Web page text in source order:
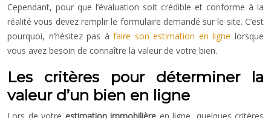
Cependant, pour que l’évaluation soit crédible et conforme à la
réalité vous devez remplir le formulaire demandé sur le site. C’est
pourquoi, n’hésitez pas àfaire son estimation en ligne lorsque
vous avez besoin de connaître la valeur de votre bien.
Les critères pour déterminer la
valeur d’un bien en ligne
Lors de votre estimation immobilière en ligne, quelques critères